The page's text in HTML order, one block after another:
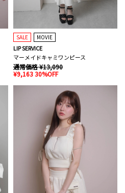
SALE MOVIE
LIP SERVICE
マーメイドキャミワンピース
通常価格 ¥13,090
¥9,163 30%OFF